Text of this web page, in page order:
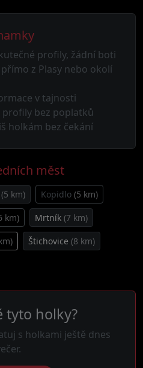
profily, žádní boti
z Plasy nebo okolí
v tajnosti
profily bez poplatků
holkám bez čekání
měst
(5 km) Kopidlo (5 km)
km) Mrtník (7 km)
Štichovice (8 km)
tyto holky?
s holkami ještě dnes